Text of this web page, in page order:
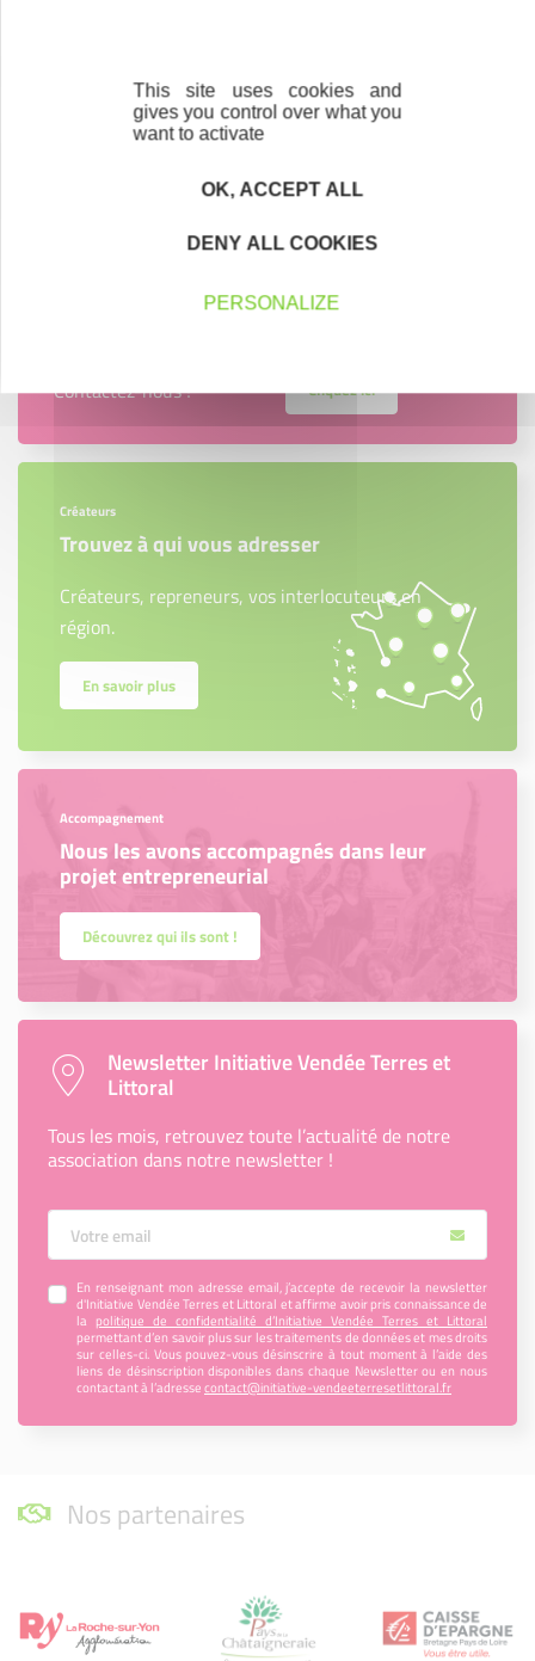
Patrice BOURON - IP Conception - Aizenay
Gwenn DEVOUCOUX - NARCIS Création - La
Contactez-nous ! Cliquez ici
Créateurs
Trouvez à qui vous adresser
Créateurs, repreneurs, vos interlocuteurs en
région.
En savoir plus
Accompagnement
Nous les avons accompagnés dans leur
projet entrepreneurial
Découvrez qui ils sont !
Newsletter Initiative Vendée Terres et
Littoral
Tous les mois, retrouvez toute l’actualité de notre
association dans notre newsletter !
Votre Email
En renseignant mon adresse email, j’accepte de recevoir la newsletter
d'Initiative Vendée Terres et Littoral et affirme avoir pris connaissance de
la politique de confidentialité d’Initiative Vendée Terres et Littoral
permettant d’en savoir plus sur les traitements de données et mes droits
sur celles-ci. Vous pouvez-vous désinscrire à tout moment à l’aide des
liens de désinscription disponibles dans chaque Newsletter ou en nous
contactant à l’adressecontact@initiative-vendeeterresetlittoral.fr
Nos partenaires
This site uses cookies and
gives you control over what you
want to activate
OK, ACCEPT ALL
DENY ALL COOKIES
PERSONALIZE